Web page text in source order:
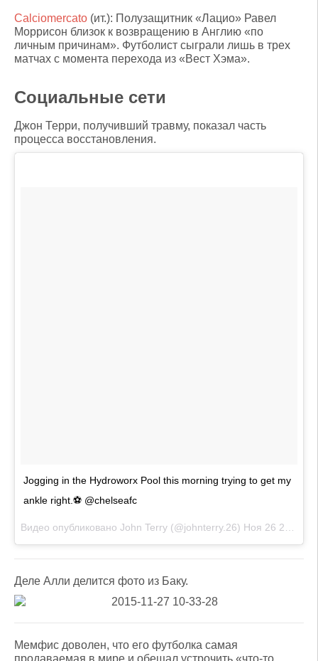
Calciomercato (ит.): Полузащитник «Лацио» Равел
Моррисон близок к возвращению в Англию «по
личным причинам». Футболист сыграли лишь в трех
матчах с момента перехода из «Вест Хэма».
Социальные сети
Джон Терри, получивший травму, показал часть
процесса восстановления.
Jogging in the Hydroworx Pool this morning trying to get my
ankle right.⚽️ @chelseafc
Видео опубликовано John Terry (@johnterry.26) Ноя 26 2015 в 2:48 PST
Деле Алли делится фото из Баку.
Мемфис доволен, что его футболка самая
продаваемая в мире и обещал устрочить «что-то